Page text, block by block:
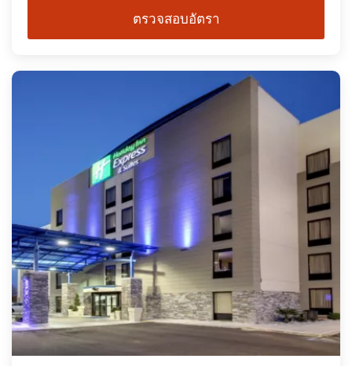
ตรวจสอบอัตรา